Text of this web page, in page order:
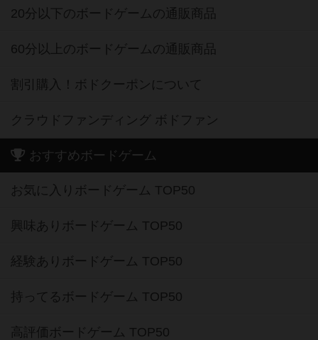
20分以下のボードゲームの通販商品
60分以上のボードゲームの通販商品
割引購入！ボドクーポンについて
クラウドファンディング ボドファン
おすすめボードゲーム
お気に入りボードゲーム TOP50
興味ありボードゲーム TOP50
経験ありボードゲーム TOP50
持ってるボードゲーム TOP50
高評価ボードゲーム TOP50